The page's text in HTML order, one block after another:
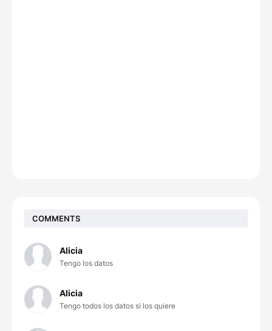
COMMENTS
Alicia
Tengo los datos
Alicia
Tengo todos los datos si los quiere